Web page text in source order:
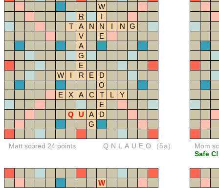
W
R
I
T
A N N I N G
V
E
A
G
E
W
I R E
D
O
E
X A C T L
Y
E
Q
U A
D
G
Matt scored 24 points QNLAUEO (5a)
Mom
Safe C!
W